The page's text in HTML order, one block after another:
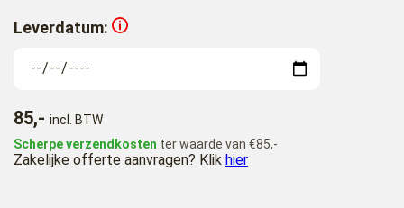
Leverdatum:
85,- incl. BTW
Scherpe verzendkosten ter waarde van €85,-
Zakelijke offerte aanvragen? Klik hier